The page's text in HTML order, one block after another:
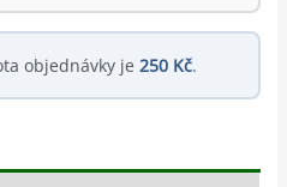
objednávky je 250 Kč.